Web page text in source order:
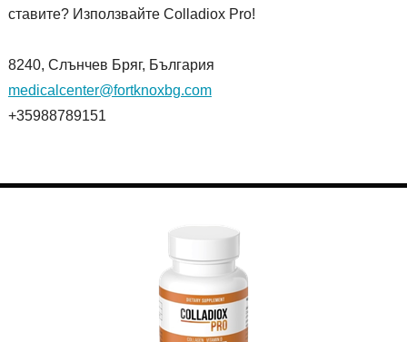
ставите? Използвайте Colladiox Pro!
8240, Слънчев Бряг, България
medicalcenter@fortknoxbg.com
+35988789151